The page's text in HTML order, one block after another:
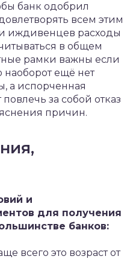
банк одобрил
всем этим
иждивенцев расходы
в общем
рамки важны если
ещё нет
а испорченная
за собой отказ
причин.
и
для получения
банков:
всего это возраст от